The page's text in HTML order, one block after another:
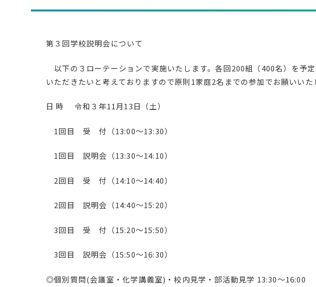
第３回学校説明会について
以下の３ローテーションで実施いたします。各回200組（400名）を予
いただきたいと考えておりますので原則1家庭2名までの参加でお願いいた
日 時 令和３年11月13日（土）
1回目 受 付（13:00～13:30）
1回目 説明会（13:30～14:10）
2回目 受 付（14:10～14:40）
2回目 説明会（14:40～15:20）
3回目 受 付（15:20～15:50）
3回目 説明会（15:50～16:30）
◎個別質問(会議室・化学講義室)・校内見学・部活動見学 13:30～16:00